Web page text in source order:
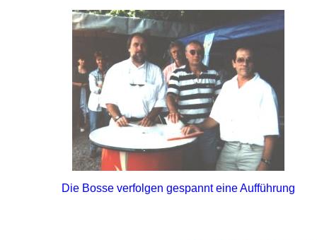
Die Bosse verfolgen gespannt eine Aufführung